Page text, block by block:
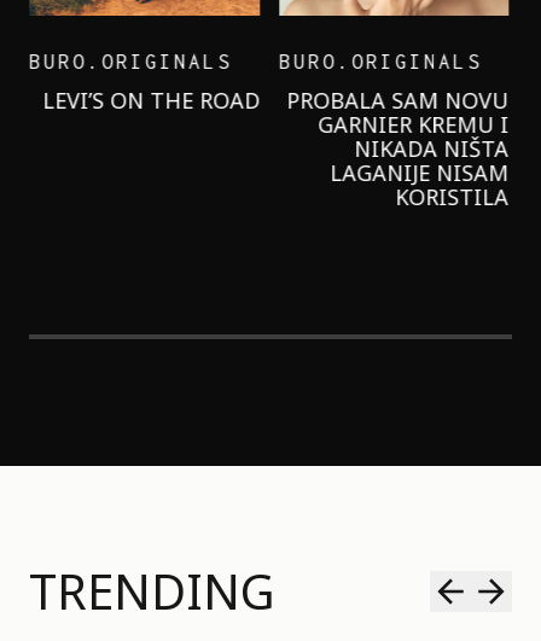
BURO.ORIGINALS
ZNATE LI ŠTA JE
BILI SMO U NOVOJ
MONA RADNJI U
GALERIJI – I
STILIZOVALI
TRENDING